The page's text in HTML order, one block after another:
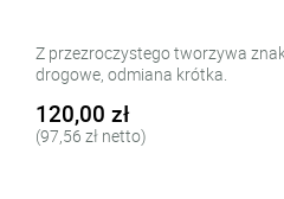
Z przezroczystego tworzywa
drogowe, odmiana krótka.
120,00 zł
(97,56 zł netto)